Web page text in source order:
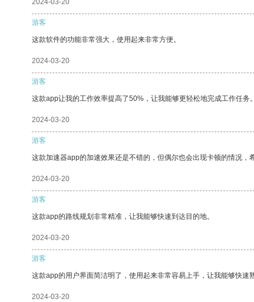
2024-03-20
游客
这款软件的功能非常强大，使用起来非常方便。
2024-03-20
游客
这款app让我的工作效率提高了50%，让我能够更轻松地完成工作任
2024-03-20
游客
这款加速器app的加速效果还是不错的，但偶尔也会出现卡顿的情况，
2024-03-20
游客
这款app的路线规划非常精准，让我能够快速到达目的地。
2024-03-20
游客
这款app的用户界面简洁明了，使用起来非常容易上手，让我能够快速
2024-03-20